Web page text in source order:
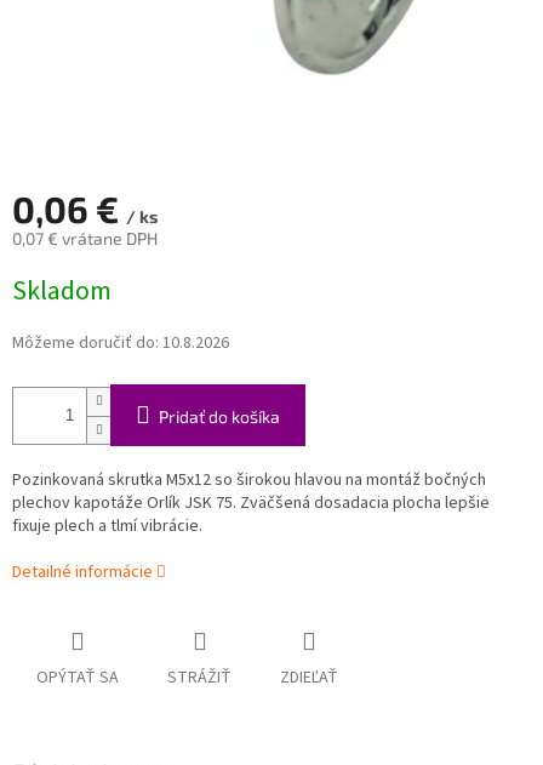
0,06 € / ks
0,07 € vrátane DPH
cena:
Skladom
Môžeme doručiť do: 10.8.2026
Pridať do košíka
Pozinkovaná skrutka M5x12 so širokou hlavou na montáž bočných
plechov kapotáže Orlík JSK 75. Zväčšená dosadacia plocha lepšie
fixuje plech a tlmí vibrácie.
Detailné informácie
OPÝTAŤ SA STRÁŽIŤ ZDIEĽAŤ